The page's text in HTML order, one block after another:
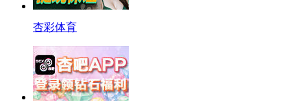
杏彩体育